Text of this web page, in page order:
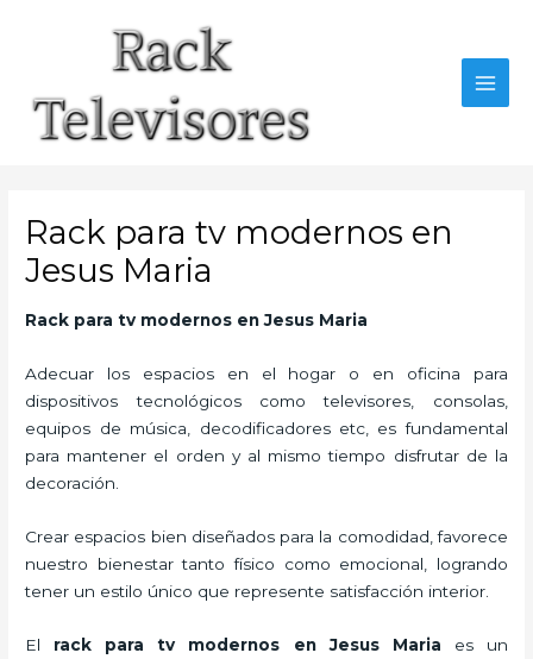
Rack para tv modernos en
Jesus Maria
Rack para tv modernos en Jesus Maria
Adecuar los espacios en el hogar o en oficina para
dispositivos tecnológicos como televisores, consolas,
equipos de música, decodificadores etc, es fundamental
para mantener el orden y al mismo tiempo disfrutar de la
decoración.
Crear espacios bien diseñados para la comodidad, favorece
nuestro bienestar tanto físico como emocional, logrando
tener un estilo único que represente satisfacción interior.
El rack para tv modernos en Jesus Maria es un